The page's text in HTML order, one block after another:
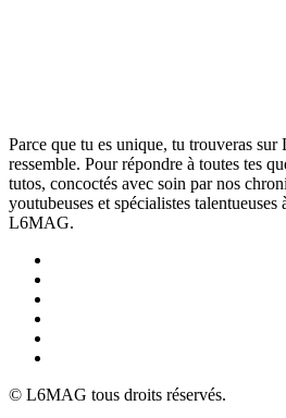
Parce que tu es unique, tu trouveras
ressemble. Pour répondre à toutes tes
tutos, concoctés avec soin par nos
youtubeuses et spécialistes talentueuses
L6MAG.
© L6MAG tous droits réservés.